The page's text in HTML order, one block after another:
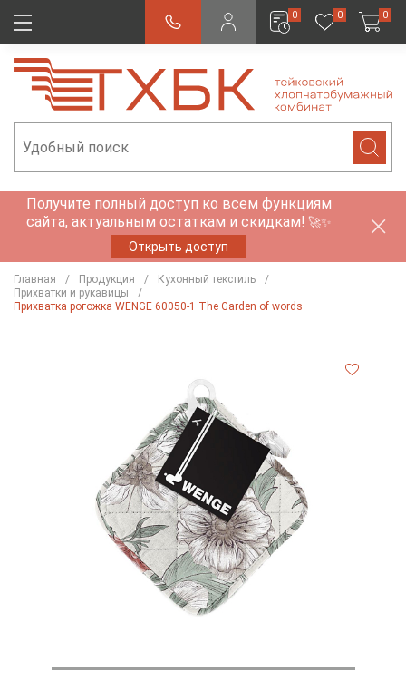
0 0 0
Получите полный доступ ко всем функциям
сайта, актуальным остаткам и скидкам! 🚀✨
Открыть доступ
Главная Продукция
Кухонный текстиль
Прихватки и рукавицы
Прихватка рогожка WENGE 60050-1 The Garden of words